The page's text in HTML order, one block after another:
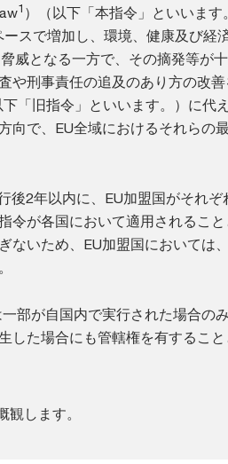
1 ）（以下「本指令」といいます
スで増加し、環境、健康及び経
威となる一方で、その摘発等が
や刑事責任の追及のあり方の改善
下「旧指令」といいます。）に代
向で、EU全域におけるそれらの
後2年以内に、EU加盟国がそれぞ
令が各国において適用されること
ないため、EU加盟国においては
部が自国内で実行された場合のみ
した場合にも管轄権を有すること
します。